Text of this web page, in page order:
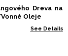
Dreva na
Oleje
See Details